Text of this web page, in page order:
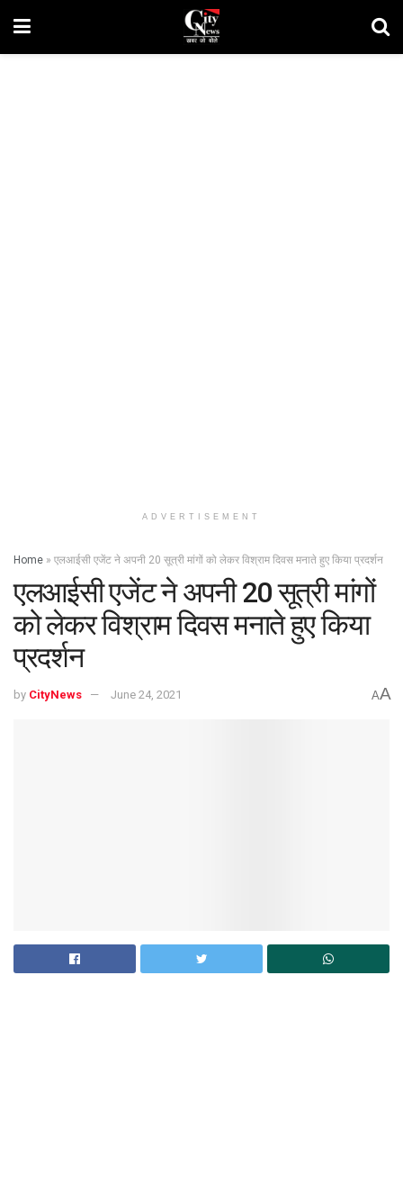
ADVERTISEMENT
Home » एलआईसी एजेंट ने अपनी 20 सूत्री मांगों को लेकर विश्राम दिवस मनाते हुए किया प्रदर्शन
एलआईसी एजेंट ने अपनी 20 सूत्री मांगों
को लेकर विश्राम दिवस मनाते हुए किया
प्रदर्शन
by CityNews June 24, 2021 AA